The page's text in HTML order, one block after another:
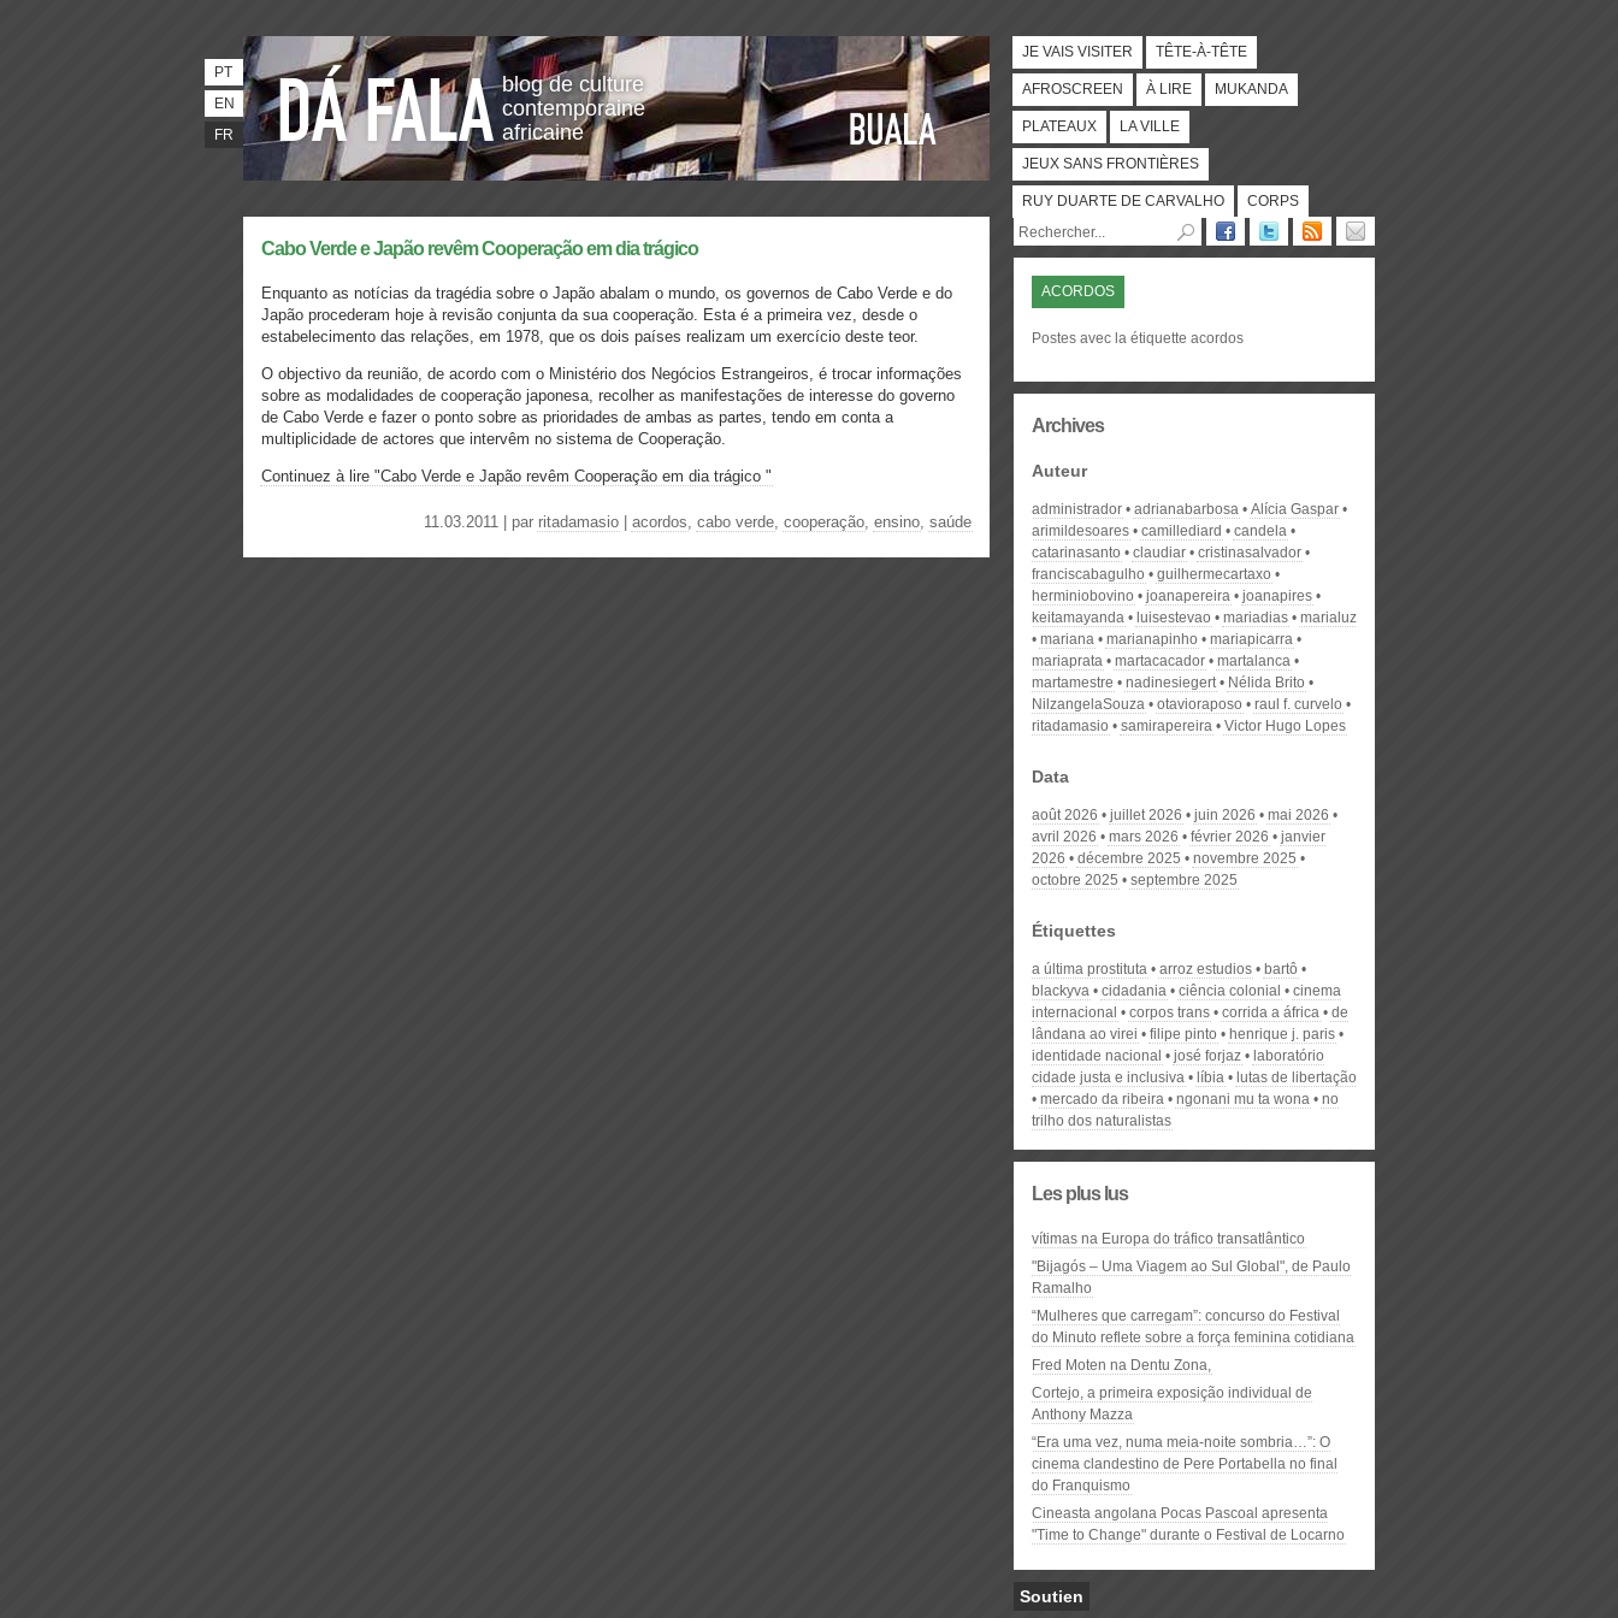
blog de culture
contemporaine
africaine
PT
EN
FR
JE VAIS VISITER TÊTE-À-TÊTE
AFROSCREEN À LIRE MUKANDA
PLATEAUX LA VILLE
JEUX SANS FRONTIÈRES
RUY DUARTE DE CARVALHO CORPS
Cabo Verde e Japão revêm Cooperação em dia trágico
Enquanto as notícias da tragédia sobre o Japão abalam o mundo, os governos de Cabo Verde e do
Japão procederam hoje à revisão conjunta da sua cooperação. Esta é a primeira vez, desde o
estabelecimento das relações, em 1978, que os dois países realizam um exercício deste teor.
O objectivo da reunião, de acordo com o Ministério dos Negócios Estrangeiros, é trocar informações
sobre as modalidades de cooperação japonesa, recolher as manifestações de interesse do governo
de Cabo Verde e fazer o ponto sobre as prioridades de ambas as partes, tendo em conta a
multiplicidade de actores que intervêm no sistema de Cooperação.
Continuez à lire "Cabo Verde e Japão revêm Cooperação em dia trágico "
11.03.2011 | par ritadamasio acordos, cabo verde, cooperação, ensino, saúde
ACORDOS
Postes avec la étiquette acordos
Archives
Auteur
administrador adrianabarbosa
Alícia Gaspar
arimildesoares
camillediard
candela
catarinasanto
claudiar
cristinasalvador
franciscabagulho
guilhermecartaxo
herminiobovino
joanapereira
joanapires
keitamayanda
luisestevao mariadias
marialuz
mariana
marianapinho
mariapicarra
mariaprata
martacacador
martalanca
martamestre
nadinesiegert
Nélida Brito
NilzangelaSouza
otavioraposo
raul f. curvelo
ritadamasio
samirapereira Victor Hugo Lopes
Data
août 2026 juillet 2026 juin 2026
mai 2026
avril 2026
mars 2026 février 2026
janvier
2026
décembre 2025
novembre 2025
octobre 2025
septembre 2025
Étiquettes
a última prostituta arroz estudios
bartô
blackyva
cidadania ciência colonial
cinema
internacional
corpos trans corrida a áfrica
de
lândana ao virei
filipe pinto
henrique j. paris
identidade nacional
josé forjaz
laboratório
cidade justa e inclusiva
líbia
lutas de libertação
mercado da ribeira
ngonani mu ta wona
no
trilho dos naturalistas
Les plus lus
vítimas na Europa do tráfico transatlântico
"Bijagós – Uma Viagem ao Sul Global", de Paulo
Ramalho
“Mulheres que carregam”: concurso do Festival
do Minuto reflete sobre a força feminina cotidiana
Fred Moten na Dentu Zona,
Cortejo, a primeira exposição individual de
Anthony Mazza
“Era uma vez, numa meia-noite sombria…”: O
cinema clandestino de Pere Portabella no final
do Franquismo
Cineasta angolana Pocas Pascoal apresenta
"Time to Change" durante o Festival de Locarno
Soutien